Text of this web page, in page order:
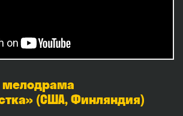
мелодрама
(США, Финляндия)